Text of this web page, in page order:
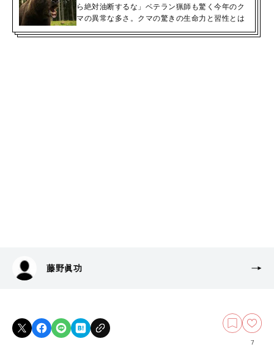
ら絶対油断するな」ベテラン猟師も驚く今年のク
マの異常な多さ。クマの驚きの生命力と習性とは
藤野眞功
7